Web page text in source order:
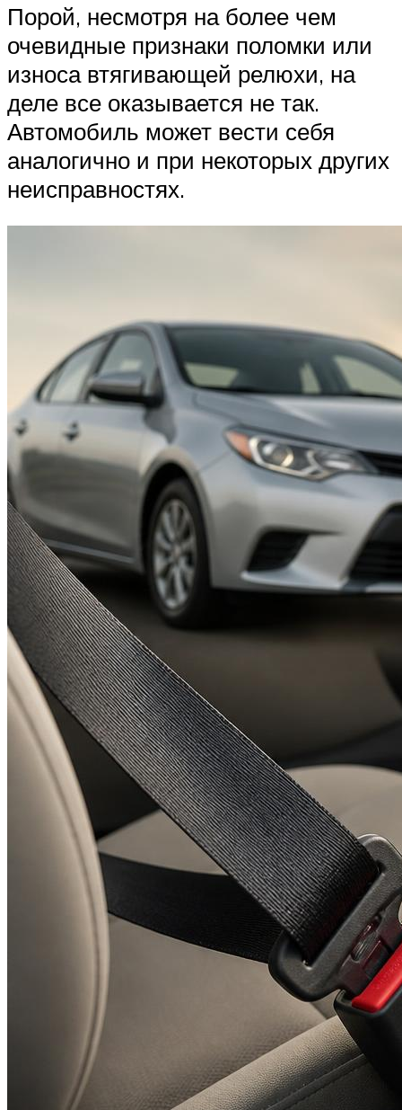
Порой, несмотря на более чем
очевидные признаки поломки или
износа втягивающей релюхи, на
деле все оказывается не так.
Автомобиль может вести себя
аналогично и при некоторых других
неисправностях.